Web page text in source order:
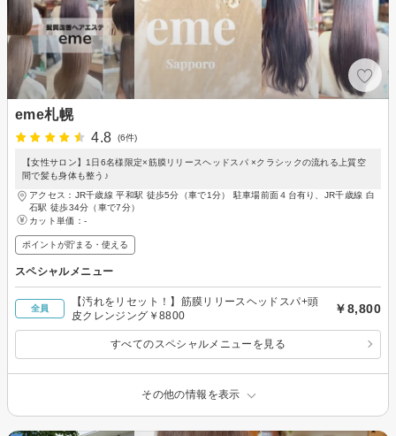
eme札幌
4.8
(6件)
【女性サロン】1日6名様限定×筋膜リリースヘッドスパ ×クラシックの流れる上質空
間で髪も身体も整う♪
アクセス：JR千歳線 平和駅 徒歩5分（車で1分） 駐車場前面４台有り、JR千歳線 白
石駅 徒歩34分（車で7分）
カット単価： -
ポイントが貯まる・使える
スペシャルメニュー
全員
【汚れをリセット！】筋膜リリースヘッドスパ+頭
皮クレンジング￥8800
￥8,800
すべてのスペシャルメニューを見る
その他の情報を表示